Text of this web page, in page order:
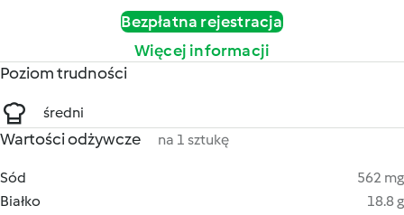
Bezpłatna rejestracja
Więcej informacji
Poziom trudności
średni
Wartości odżywcze na 1 sztukę
Sód
562 mg
Białko
18.8 g